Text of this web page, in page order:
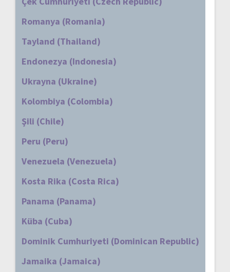
Romanya (Romania)
Tayland (Thailand)
Endonezya (Indonesia)
Ukrayna (Ukraine)
Kolombiya (Colombia)
Şili (Chile)
Peru (Peru)
Venezuela (Venezuela)
Kosta Rika (Costa Rica)
Panama (Panama)
Küba (Cuba)
Dominik Cumhuriyeti (Dominican Republic)
Jamaika (Jamaica)